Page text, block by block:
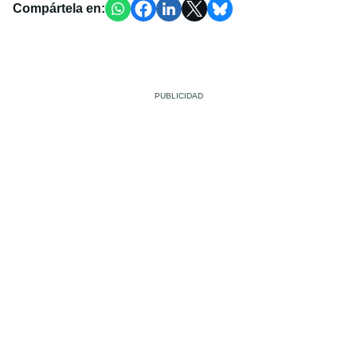
Compártela en: